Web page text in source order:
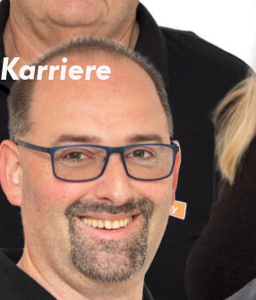
Karriere